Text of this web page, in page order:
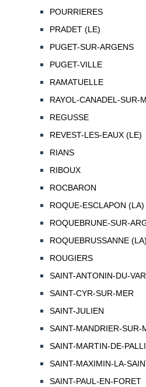
POURRIERES
PRADET (LE)
PUGET-SUR-ARGENS
PUGET-VILLE
RAMATUELLE
RAYOL-CANADEL-SUR-
REGUSSE
REVEST-LES-EAUX (LE)
RIANS
RIBOUX
ROCBARON
ROQUE-ESCLAPON (LA)
ROQUEBRUNE-SUR-
ROQUEBRUSSANNE (LA)
ROUGIERS
SAINT-ANTONIN-DU-VAR
SAINT-CYR-SUR-MER
SAINT-JULIEN
SAINT-MANDRIER-SUR-
SAINT-MARTIN-DE-
SAINT-MAXIMIN-LA-
SAINT-PAUL-EN-FORET